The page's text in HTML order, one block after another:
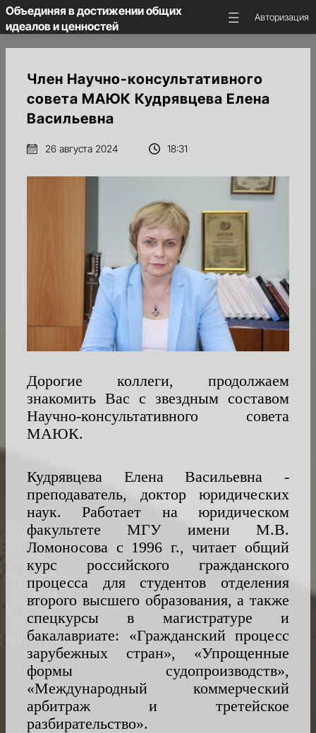
Объединяя в достижении общих
идеалов и ценностей
Авторизация
ГЛАВНАЯ
ОБ
АССОЦИАЦИИ
НКС
АНАЛИТИКА
ДОСТУП
МЕЖДУНАРОДНОЙ
ФИНАНСОВО-
ПРАВОВОЙ
ИНФРАСТУКТУРЕ
И
ОБРАЗОВАТЕЛЬНЫЙ
ЦЕНТР
БЛАГОТВОРИТЕЛЬНОСТЬ
ПРЕДСТАВИТЕЛЬСТВА
АССОЦИАЦИИ
КОНТАКТЫ
RU
Член Научно-консультативного
совета МАЮК Кудрявцева Елена
Васильевна
26 августа 2024 18:31
Дорогие коллеги, продолжаем
знакомить Вас с звездным составом
Научно-консультативного совета
МАЮК.
Кудрявцева Елена Васильевна -
преподаватель, доктор юридических
наук. Работает на юридическом
факультете МГУ имени М.В.
Ломоносова с 1996 г., читает общий
курс российского гражданского
процесса для студентов отделения
второго высшего образования, а также
спецкурсы в магистратуре и
бакалавриате: «Гражданский процесс
зарубежных стран», «Упрощенные
формы судопроизводств»,
«Международный коммерческий
арбитраж и третейское
разбирательство».